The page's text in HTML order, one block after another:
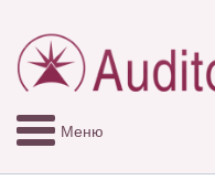
Меню